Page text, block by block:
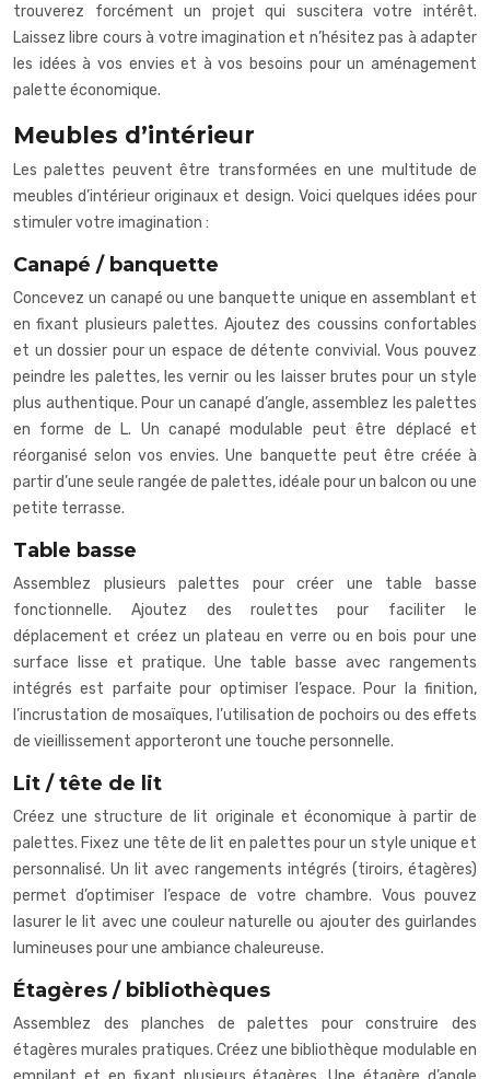
trouverez forcément un projet qui suscitera votre intérêt.
Laissez libre cours à votre imagination et n’hésitez pas à adapter
les idées à vos envies et à vos besoins pour un aménagement
palette économique.
Meubles d’intérieur
Les palettes peuvent être transformées en une multitude de
meubles d’intérieur originaux et design. Voici quelques idées pour
stimuler votre imagination :
Canapé / banquette
Concevez un canapé ou une banquette unique en assemblant et
en fixant plusieurs palettes. Ajoutez des coussins confortables
et un dossier pour un espace de détente convivial. Vous pouvez
peindre les palettes, les vernir ou les laisser brutes pour un style
plus authentique. Pour un canapé d’angle, assemblez les palettes
en forme de L. Un canapé modulable peut être déplacé et
réorganisé selon vos envies. Une banquette peut être créée à
partir d’une seule rangée de palettes, idéale pour un balcon ou une
petite terrasse.
Table basse
Assemblez plusieurs palettes pour créer une table basse
fonctionnelle. Ajoutez des roulettes pour faciliter le
déplacement et créez un plateau en verre ou en bois pour une
surface lisse et pratique. Une table basse avec rangements
intégrés est parfaite pour optimiser l’espace. Pour la finition,
l’incrustation de mosaïques, l’utilisation de pochoirs ou des effets
de vieillissement apporteront une touche personnelle.
Lit / tête de lit
Créez une structure de lit originale et économique à partir de
palettes. Fixez une tête de lit en palettes pour un style unique et
personnalisé. Un lit avec rangements intégrés (tiroirs, étagères)
permet d’optimiser l’espace de votre chambre. Vous pouvez
lasurer le lit avec une couleur naturelle ou ajouter des guirlandes
lumineuses pour une ambiance chaleureuse.
Étagères / bibliothèques
Assemblez des planches de palettes pour construire des
étagères murales pratiques. Créez une bibliothèque modulable en